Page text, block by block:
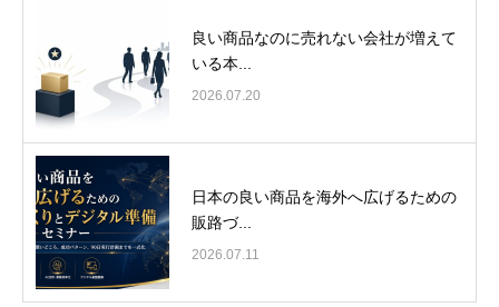
良い商品なのに売れない会社が増えて
いる本...
2026.07.20
日本の良い商品を海外へ広げるための
販路づ...
2026.07.11